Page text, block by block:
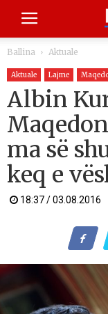
Ballina Aktuale
Aktuale Lajme
Albin
ma së
keq e
18:37 / 03.08.2016